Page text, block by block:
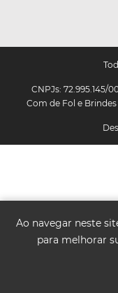
Ao navegar neste
para melhorar
CNPJs: 72.995.145/
Com de Fol e